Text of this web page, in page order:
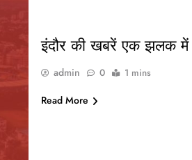
इंदौर की खबरें एक झलक
admin 0 1 mins
Read More